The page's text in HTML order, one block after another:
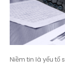
Niềm tin là yếu